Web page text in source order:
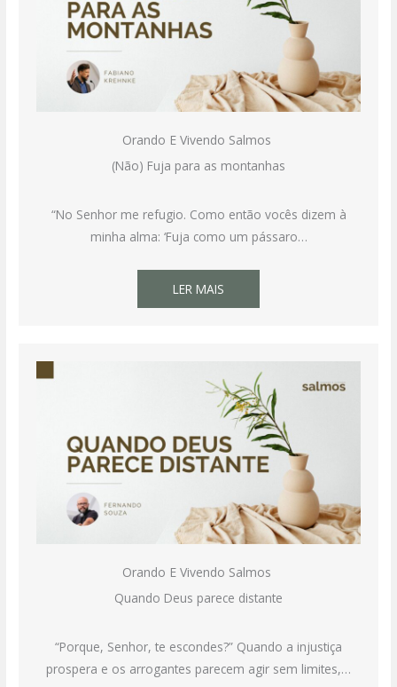
Orando E Vivendo Salmos
(Não) Fuja para as montanhas
“No Senhor me refugio. Como então vocês dizem à
minha alma: ‘Fuja como um pássaro…
LER MAIS
Orando E Vivendo Salmos
Quando Deus parece distante
“Porque, Senhor, te escondes?” Quando a injustiça
prospera e os arrogantes parecem agir sem limites,…